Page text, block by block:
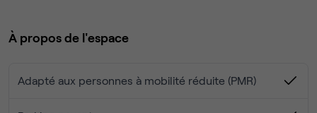
Les membres bénéficient également d’une cour intérieure
yoga, ainsi que de services haut de gamme conçus pour
À propos de l'espace
Adapté aux personnes à mobilité réduite (PMR)